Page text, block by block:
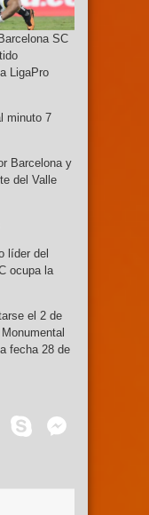
SC
LigaPro
minuto 7
Barcelona y
del Valle
líder del
ocupa la
el 2 de
fecha 28 de
Telegram
Skype